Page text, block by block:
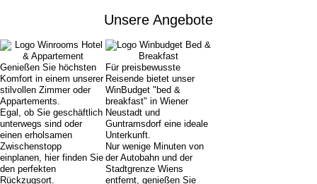
Unsere Angebote
Genießen Sie höchsten
Komfort in einem unserer
stilvollen Zimmer oder
Appartements.
Egal, ob Sie geschäftlich
unterwegs sind oder
einen erholsamen
Zwischenstopp
einplanen, hier finden Sie
den perfekten
Rückzugsort.
Für preisbewusste
Reisende bietet unser
WinBudget "bed &
breakfast" in Wiener
Neustadt und
Guntramsdorf eine ideale
Unterkunft.
Nur wenige Minuten von
der Autobahn und der
Stadtgrenze Wiens
entfernt, genießen Sie